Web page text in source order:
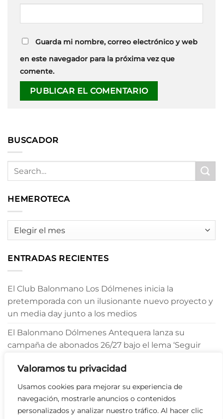
Valoramos tu privacidad
Usamos cookies para mejorar su experiencia de
navegación, mostrarle anuncios o contenidos
personalizados y analizar nuestro tráfico. Al hacer clic
Guarda mi nombre, correo electrónico y web
en este navegador para la próxima vez que
comente.
BUSCADOR
HEMEROTECA
HEMEROTECA
ENTRADAS RECIENTES
El Club Balonmano Los Dólmenes inicia la
pretemporada con un ilusionante nuevo proyecto y
un media day junto a los medios
El Balonmano Dólmenes Antequera lanza su
campaña de abonados 26/27 bajo el lema ‘Seguir
Julio Morgado refuerza el pivote del Balonmano
Dólmenes Antequera